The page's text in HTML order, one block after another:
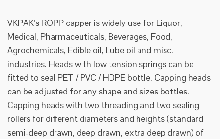
VKPAK’s ROPP capper is widely use for Liquor,
Medical, Pharmaceuticals, Beverages, Food,
Agrochemicals, Edible oil, Lube oil and misc.
industries. Heads with low tension springs can be
fitted to seal PET / PVC / HDPE bottle. Capping heads
can be adjusted for any shape and sizes bottles.
Capping heads with two threading and two sealing
rollers for different diameters and heights (standard
semi-deep drawn, deep drawn, extra deep drawn) of